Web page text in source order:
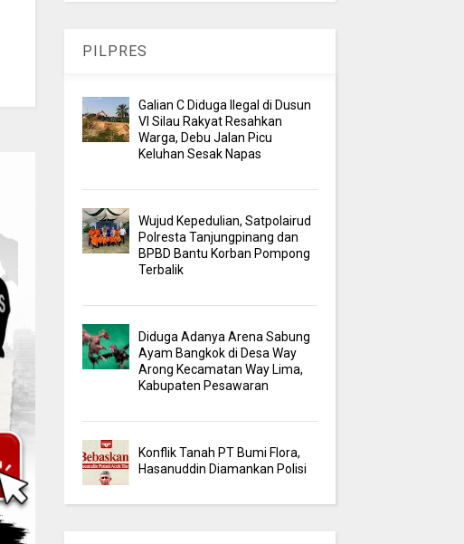
PILPRES
Galian C Diduga Ilegal di Dusun
VI Silau Rakyat Resahkan
Warga, Debu Jalan Picu
Keluhan Sesak Napas
Wujud Kepedulian, Satpolairud
Polresta Tanjungpinang dan
BPBD Bantu Korban Pompong
Terbalik
Diduga Adanya Arena Sabung
Ayam Bangkok di Desa Way
Arong Kecamatan Way Lima,
Kabupaten Pesawaran
Konflik Tanah PT Bumi Flora,
Hasanuddin Diamankan Polisi